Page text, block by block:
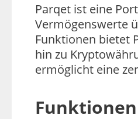
Parqet ist eine
Vermögenswerte
Funktionen bietet
hin zu
ermöglicht eine